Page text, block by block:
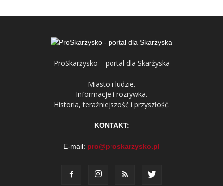
ProSkarżysko – portal dla Skarżyska
Miasto i ludzie.
Informacje i rozrywka.
Historia, teraźniejszość i przyszłość.
KONTAKT:
E-mail: pro@proskarzysko.pl